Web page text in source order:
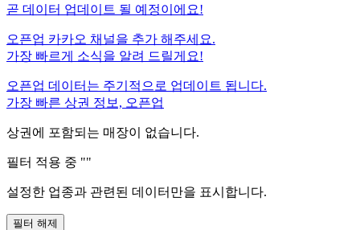
곧 데이터 업데이트 될 예정이에요!
오픈업 카카오 채널을 추가 해주세요.
가장 빠르게 소식을 알려 드릴게요!
오픈업 데이터는 주기적으로 업데이트 됩니다.
가장 빠른 상권 정보, 오픈업
상권에 포함되는 매장이 없습니다.
필터 적용 중 ""
설정한 업종과 관련된 데이터만을 표시합니다.
필터 해제